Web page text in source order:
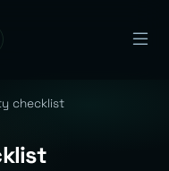
checklist